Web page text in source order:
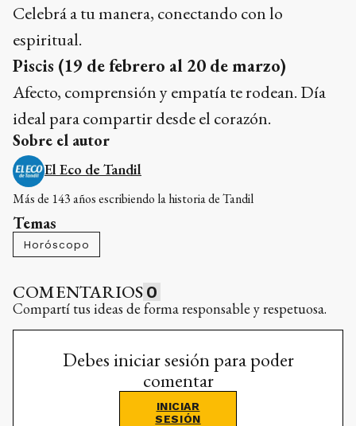
Celebrá a tu manera, conectando con lo
espiritual.
Piscis (19 de febrero al 20 de marzo)
Afecto, comprensión y empatía te rodean. Día
ideal para compartir desde el corazón.
Sobre el autor
El Eco de Tandil
Más de 143 años escribiendo la historia de Tandil
Temas
Horóscopo
COMENTARIOS 0
Compartí tus ideas de forma responsable y respetuosa.
Debes iniciar sesión para poder
comentar
INICIAR
SESIÓN